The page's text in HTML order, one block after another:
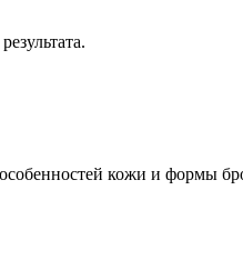
кожи и формы